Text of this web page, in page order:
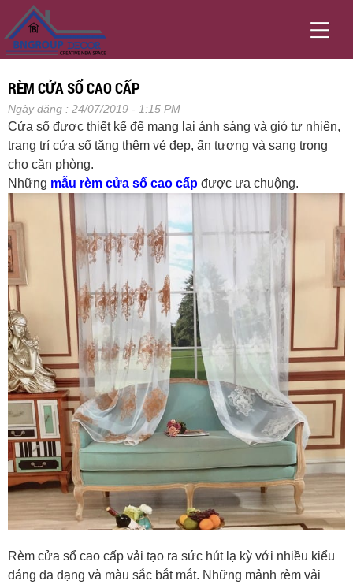
RÈM CỬA SỔ CAO CẤP
Ngày đăng : 24/07/2019 - 1:15 PM
Cửa sổ được thiết kế để mang lại ánh sáng và gió tự nhiên,
trang trí cửa sổ tăng thêm vẻ đẹp, ấn tượng và sang trọng
cho căn phòng.
Những mẫu rèm cửa sổ cao cấp được ưa chuộng.
Rèm cửa sổ cao cấp vải tạo ra sức hút lạ kỳ với nhiều kiểu
dáng đa dạng và màu sắc bắt mắt. Những mảnh rèm vải